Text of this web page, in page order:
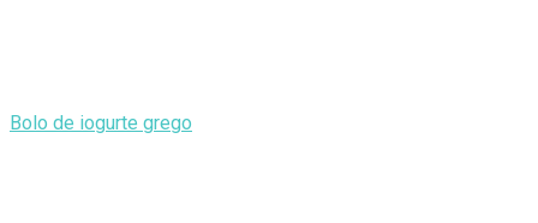
Bolo de iogurte grego